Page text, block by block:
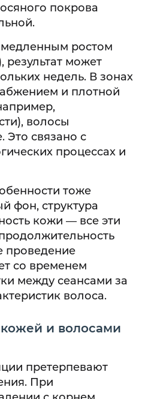
покрова
медленным ростом
результат может
недель. В зонах
и плотной
волосы
Это связано с
процессах и
тоже
фон, структура
кожи — все эти
проведение
со временем
между сеансами за
волоса.
и волосами
претерпевают
При